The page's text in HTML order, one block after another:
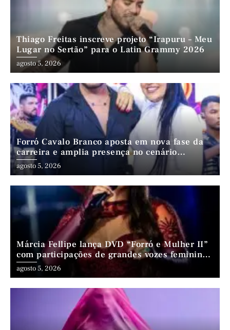
Thiago Freitas inscreve projeto “Irapuru – Meu
Lugar no Sertão” para o Latin Grammy 2026
agosto 5, 2026
Forró Cavalo Branco aposta em nova fase da
carreira e amplia presença no cenário
nordestino
agosto 5, 2026
Márcia Fellipe lança DVD “Forró e Mulher II”
com participações de grandes vozes femininas
do forró
agosto 5, 2026